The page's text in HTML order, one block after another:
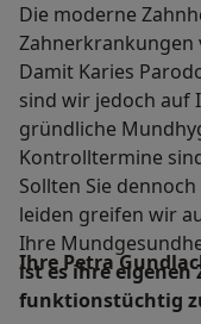
Die moderne
Zahnerkrankungen
Damit Karies
sind wir jedoch auf
gründliche
Kontrolltermine
Sollten Sie
leiden greifen wir
Ihre
ist es ihre eigenen
funktionstüchtig
Ihre Petra